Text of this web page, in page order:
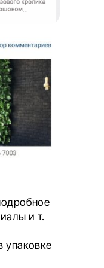
и т.
упаковке